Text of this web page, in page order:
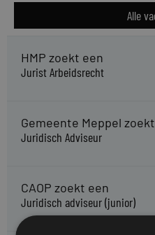
Alle
HMP zoekt een
Jurist Arbeidsrecht
Gemeente Meppel
Juridisch Adviseur
CAOP zoekt een
Juridisch adviseur (junior)